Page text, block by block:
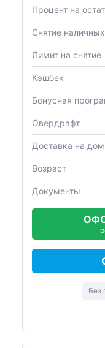
Процент на
Снятие наличных
Лимит на снятие
Кэшбек
Бонусная
Овердрафт
Доставка на дом
Возраст
Документы
Без